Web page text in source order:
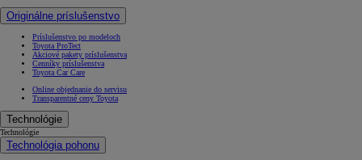
Originálne príslušenstvo
Príslušenstvo po modeloch
Toyota ProTect
Akciové pakety príslušenstva
Cenníky príslušenstva
Toyota Car Care
Online objednanie do servisu
Transparentné ceny Toyota
Technológie
Technológie
Technológia pohonu